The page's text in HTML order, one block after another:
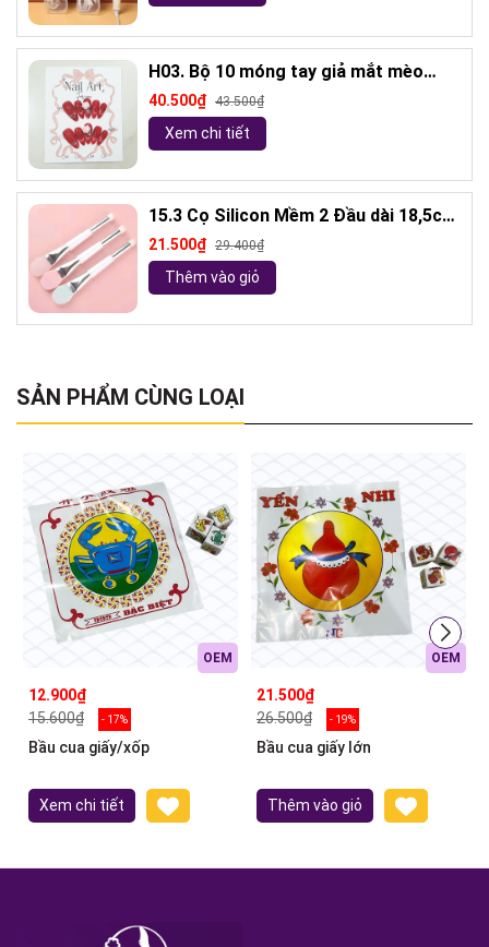
H03. Bộ 10 móng tay giả mắt mèo
kèm keo và giũa móng (ngẫu nhiên)
40.500₫ 43.500₫
Xem chi tiết
15.3 Cọ Silicon Mềm 2 Đầu dài 18,5cm
( ngẫu nhiên)
21.500₫ 29.400₫
Thêm vào giỏ
SẢN PHẨM CÙNG LOẠI
OEM
12.900₫
15.600₫
- 17%
Bầu cua giấy/xốp
Xem chi tiết
OEM
21.500₫
26.500₫
- 19%
Bầu cua giấy lớn
Thêm vào giỏ